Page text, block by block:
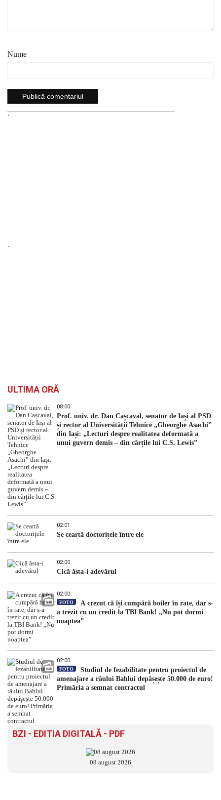
Nume
`
`
ULTIMA ORĂ
08:00
Prof. univ. dr. Dan Cașcaval, senator de Iași al PSD
și rector al Universității Tehnice „Gheorghe Asachi”
din Iași: „Lecturi despre realitatea deformată a
unui guvern demis – din cărțile lui C.S. Lewis”
02:01
Se ceartă doctorițele între ele
02:00
Cică ăsta-i adevărul
02:00
FOTO
A crezut că își cumpără boiler în rate, dar s-
a trezit cu un credit la TBI Bank! „Nu pot dormi
noaptea”
02:00
FOTO
Studiul de fezabilitate pentru proiectul de
amenajare a râului Bahlui depășește 50.000 de euro!
Primăria a semnat contractul
BZI - EDITIA DIGITALĂ - PDF
08 august 2026